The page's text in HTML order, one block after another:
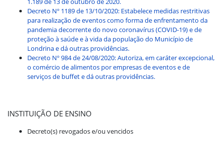
Decreto Nº 1189 de 13/10/2020: Estabelece medidas restritivas
para realização de eventos como forma de enfrentamento da
pandemia decorrente do novo coronavírus (COVID-19) e de
proteção à saúde e à vida da população do Município de
Londrina e dá outras providências.
Decreto Nº 984 de 24/08/2020: Autoriza, em caráter excepcional,
o comércio de alimentos por empresas de eventos e de
serviços de buffet e dá outras providências.
INSTITUIÇÃO DE ENSINO
Decreto(s) revogados e/ou vencidos